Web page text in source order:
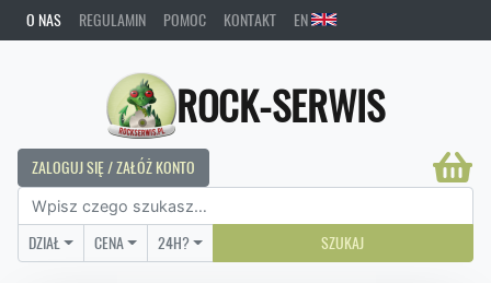
O NAS REGULAMIN POMOC KONTAKT EN
ROCK-SERWIS
ZALOGUJ SIĘ / ZAŁÓŻ KONTO
DZIAŁ CENA 24H? SZUKAJ